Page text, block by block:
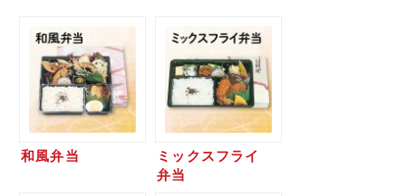
和風弁当
ミックスフライ
弁当